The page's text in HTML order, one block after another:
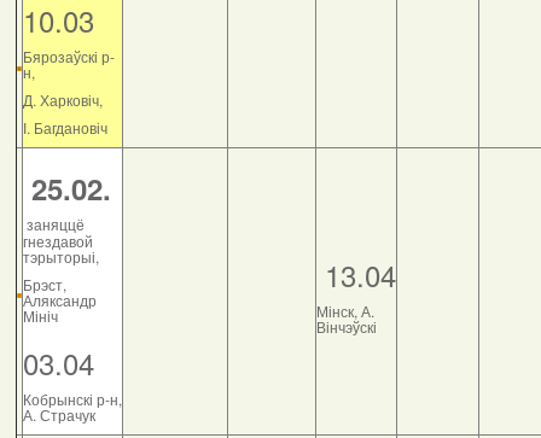
10.03
Бярозаўскі р-
н,
Д. Харковіч,
І. Багдановіч
25.02.
заняццё
гнездавой
тэрыторыі,
Брэст,
Аляксандр
Мініч
03.04
Кобрынскі р-н,
А. Страчук
13.04
Мінск, А.
Вінчэўскі